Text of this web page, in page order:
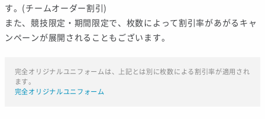
す。(チームオーダー割引)
また、競技限定・期間限定で、枚数によって割引率があがるキャ
ンペーンが展開されることもございます。
完全オリジナルユニフォームは、上記とは別に枚数による割引率が適用され
ます。
完全オリジナルユニフォーム